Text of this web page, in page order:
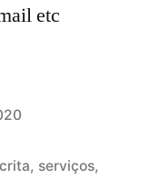
etc
, serviços,